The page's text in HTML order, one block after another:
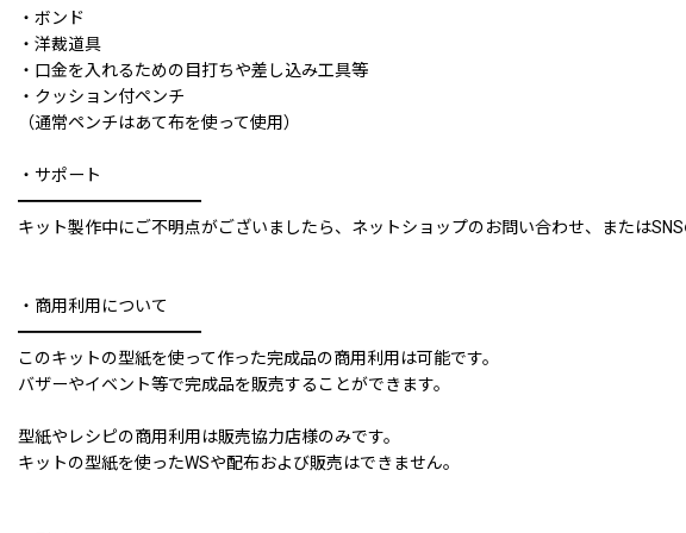
・ボンド
・洋裁道具
・口金を入れるための目打ちや差し込み工具等
・クッション付ペンチ
（通常ペンチはあて布を使って使用）
・サポート
━━━━━━━━━━━
キット製作中にご不明点がございましたら、ネットショップのお問い合わせ、またはSNS
・商用利用について
━━━━━━━━━━━
このキットの型紙を使って作った完成品の商用利用は可能です。
バザーやイベント等で完成品を販売することができます。
型紙やレシピの商用利用は販売協力店様のみです。
キットの型紙を使ったWSや配布および販売はできません。